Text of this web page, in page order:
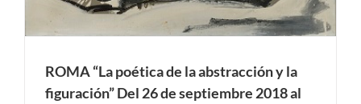
ROMA “La poética de la abstracción y la
figuración” Del 26 de septiembre 2018 al